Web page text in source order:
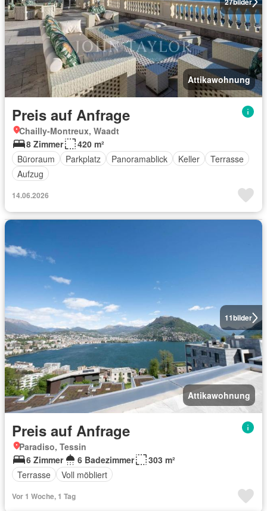
Attikawohnung
Preis auf Anfrage
Chailly-Montreux, Waadt
8 Zimmer
420 m²
Büroraum
Parkplatz Panoramablick Keller
Terrasse
Aufzug
14.06.2026
11bilder
Attikawohnung
Preis auf Anfrage
Paradiso, Tessin
6 Zimmer
6 Badezimmer
303 m²
Terrasse
Voll möbliert
Vor 1 Woche, 1 Tag